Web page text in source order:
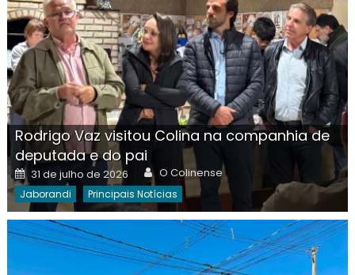
Rodrigo Vaz visitou Colina na companhia de
deputada e do pai
Posted
on
31 de julho de 2026 Author
O Colinense
Jaborandi Principais Notícias